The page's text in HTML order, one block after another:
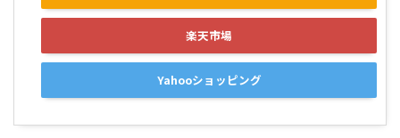
楽天市場
Yahooショッピング